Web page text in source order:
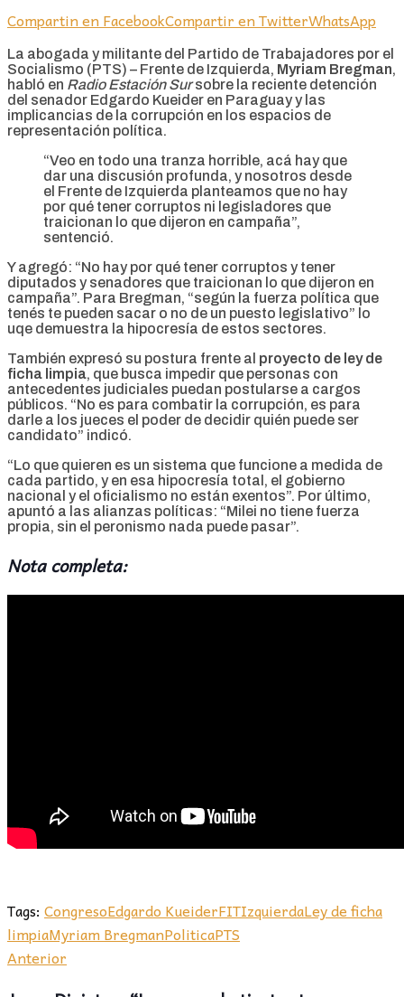
Compartin en FacebookCompartir en TwitterWhatsApp
La abogada y militante del Partido de Trabajadores por el
Socialismo (PTS) – Frente de Izquierda, Myriam Bregman,
habló en Radio Estación Sursobre la reciente detención
del senador Edgardo Kueider en Paraguay y las
implicancias de la corrupción en los espacios de
representación política.
“Veo en todo una tranza horrible, acá hay que
dar una discusión profunda, y nosotros desde
el Frente de Izquierda planteamos que no hay
por qué tener corruptos ni legisladores que
traicionan lo que dijeron en campaña”,
sentenció.
Y agregó: “No hay por qué tener corruptos y tener
diputados y senadores que traicionan lo que dijeron en
campaña”. Para Bregman, “según la fuerza política que
tenés te pueden sacar o no de un puesto legislativo” lo
uqe demuestra la hipocresía de estos sectores.
También expresó su postura frente al proyecto de ley de
ficha limpia, que busca impedir que personas con
antecedentes judiciales puedan postularse a cargos
públicos. “No es para combatir la corrupción, es para
darle a los jueces el poder de decidir quién puede ser
candidato” indicó.
“Lo que quieren es un sistema que funcione a medida de
cada partido, y en esa hipocresía total, el gobierno
nacional y el oficialismo no están exentos”. Por último,
apuntó a las alianzas políticas: “Milei no tiene fuerza
propia, sin el peronismo nada puede pasar”.
Nota completa:
Tags: CongresoEdgardo KueiderFITIzquierdaLey de ficha
limpiaMyriam BregmanPoliticaPTS
Anterior